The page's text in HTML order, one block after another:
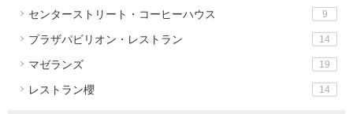
センターストリート・コーヒーハウス 9
プラザパビリオン・レストラン 14
マゼランズ 19
レストラン櫻 14